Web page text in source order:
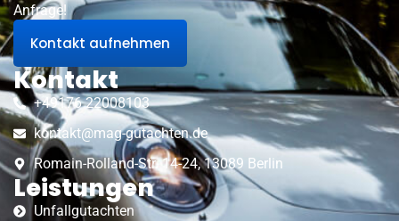
Anfrage!
Kontakt aufnehmen
Kontakt
+49176 22008103
kontakt@mag-gutachten.de
Romain-Rolland-Str. 14-24, 13089 Berlin
Leistungen
Unfallgutachten